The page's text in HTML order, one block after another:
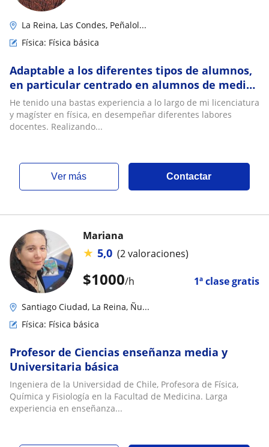
La Reina, Las Condes, Peñalol...
Física: Física básica
Adaptable a los diferentes tipos de alumnos,
en particular centrado en alumnos de media
o primeros años de universidad
He tenido una bastas experiencia a lo largo de mi licenciatura
y magíster en física, en desempeñar diferentes labores
docentes. Realizando...
ver más Contactar
$1000/h 1ª clase gratis
Mariana
★ 5,0 (2 valoraciones)
Santiago Ciudad, La Reina, Ñu...
Física: Física básica
Profesor de Ciencias enseñanza media y
Universitaria básica
Ingeniera de la Universidad de Chile, Profesora de Física,
Química y Fisiología en la Facultad de Medicina. Larga
experiencia en enseñanza...